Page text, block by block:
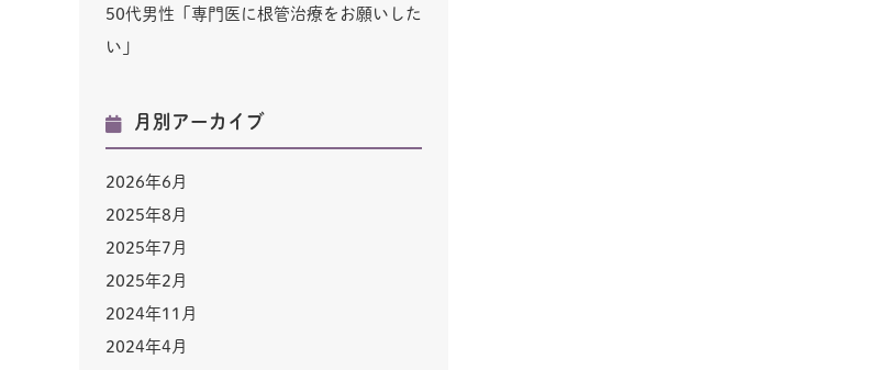
50代男性「専門医に根管治療をお願いした
い」
月別アーカイブ
2026年6月
2025年8月
2025年7月
2025年2月
2024年11月
2024年4月